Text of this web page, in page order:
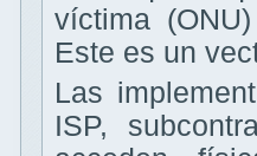
víctima
Este es un
Las
ISP,